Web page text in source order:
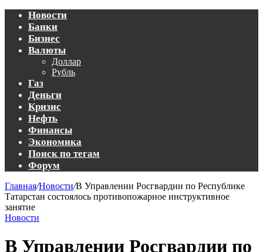
Новости
Банки
Бизнес
Валюты
Доллар
Рубль
Газ
Деньги
Кризис
Нефть
Финансы
Экономика
Поиск по тегам
Форум
Главная/Новости/В Управлении Росгвардии по Республике
Татарстан состоялось противопожарное инструктивное
занятие
Новости
В Управлении Росгвардии по